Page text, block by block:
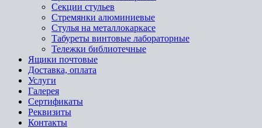
Секции стульев
Стремянки алюминиевые
Стулья на металлокаркасе
Табуреты винтовые лабораторные
Тележки библиотечные
Ящики почтовые
Доставка, оплата
Услуги
Галерея
Сертификаты
Реквизиты
Контакты